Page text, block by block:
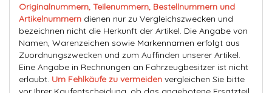
Originalnummern, Teilenummern, Bestellnummern und
Artikelnummern dienen nur zu Vergleichszwecken und
bezeichnen nicht die Herkunft der Artikel. Die Angabe von
Namen, Warenzeichen sowie Markennamen erfolgt aus
Zuordnungszwecken und zum Auffinden unserer Artikel.
Eine Angabe in Rechnungen an Fahrzeugbesitzer ist nicht
erlaubt. Um Fehlkäufe zu vermeiden vergleichen Sie bitte